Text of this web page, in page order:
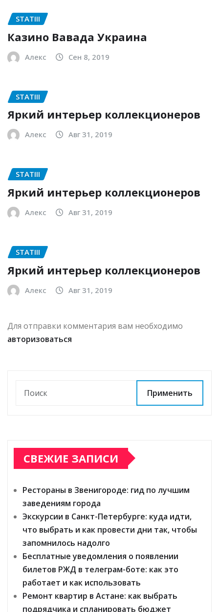
STATIII
Казино Вавада Украина
Алекс Сен 8, 2019
STATIII
Яркий интерьер коллекционеров
Алекс Авг 31, 2019
STATIII
Яркий интерьер коллекционеров
Алекс Авг 31, 2019
STATIII
Яркий интерьер коллекционеров
Алекс Авг 31, 2019
Для отправки комментария вам необходимо
авторизоваться
Применить
СВЕЖИЕ ЗАПИСИ
Рестораны в Звенигороде: гид по лучшим
заведениям города
Экскурсии в Санкт-Петербурге: куда идти,
что выбрать и как провести дни так, чтобы
запомнилось надолго
Бесплатные уведомления о появлении
билетов РЖД в телеграм-боте: как это
работает и как использовать
Ремонт квартир в Астане: как выбрать
подрядчика и спланировать бюджет